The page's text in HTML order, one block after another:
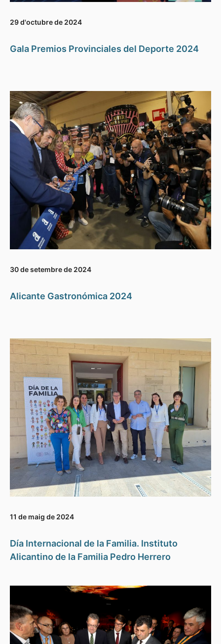
29 d'octubre de 2024
Gala Premios Provinciales del Deporte 2024
30 de setembre de 2024
Alicante Gastronómica 2024
11 de maig de 2024
Día Internacional de la Familia. Instituto
Alicantino de la Familia Pedro Herrero